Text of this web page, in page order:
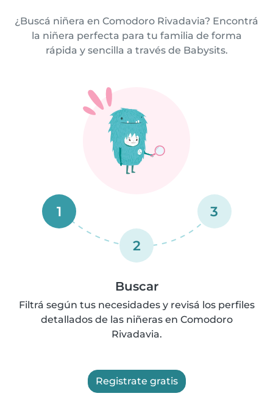
¿Buscá niñera en Comodoro Rivadavia? Encontrá
la niñera perfecta para tu familia de forma
rápida y sencilla a través de Babysits.
1
2
3
Buscar
Filtrá según tus necesidades y revisá los perfiles
detallados de las niñeras en Comodoro
Rivadavia.
Registrate gratis